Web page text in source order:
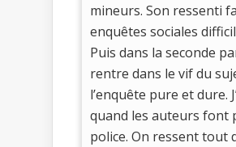
mineurs. Son ressenti
enquêtes sociales
Puis dans la seconde
rentre dans le vif du
l’enquête pure et dure.
quand les auteurs font
police. On ressent tout